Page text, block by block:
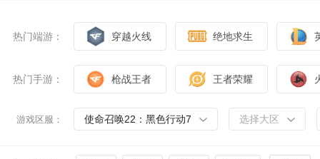
热门端游： 穿越火线 绝地求生
热门手游： 枪战王者 王者荣耀
游戏区服： 使命召唤22：黑色行动7 选择大区